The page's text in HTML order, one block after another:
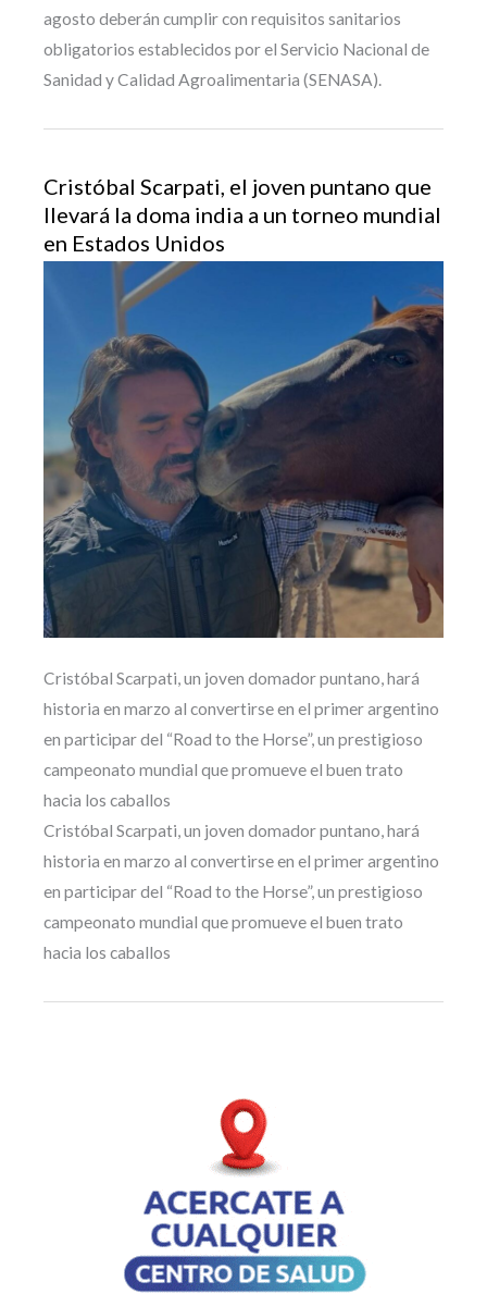
agosto deberán cumplir con requisitos sanitarios
obligatorios establecidos por el Servicio Nacional de
Sanidad y Calidad Agroalimentaria (SENASA).
Cristóbal Scarpati, el joven puntano que
llevará la doma india a un torneo mundial
en Estados Unidos
Cristóbal Scarpati, un joven domador puntano, hará
historia en marzo al convertirse en el primer argentino
en participar del “Road to the Horse”, un prestigioso
campeonato mundial que promueve el buen trato
hacia los caballos
Cristóbal Scarpati, un joven domador puntano, hará
historia en marzo al convertirse en el primer argentino
en participar del “Road to the Horse”, un prestigioso
campeonato mundial que promueve el buen trato
hacia los caballos